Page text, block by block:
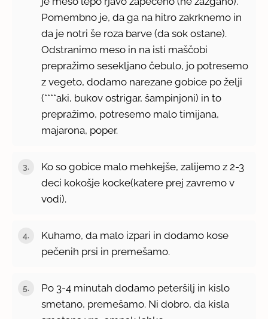
Pomembno je, da ga na hitro zakrknemo in
da je notri še roza barve (da sok ostane).
Odstranimo meso in na isti maščobi
prepražimo sesekljano čebulo, jo potresemo
z vegeto, dodamo narezane gobice po želji
(****aki, bukov ostrigar, šampinjoni) in to
prepražimo, potresemo malo timijana,
majarona, poper.
Ko so gobice malo mehkejše, zalijemo z 2-3
deci kokošje kocke(katere prej zavremo v
vodi).
Kuhamo, da malo izpari in dodamo kose
pečenih prsi in premešamo.
Po 3-4 minutah dodamo peteršilj in kislo
smetano, premešamo. Ni dobro, da kisla